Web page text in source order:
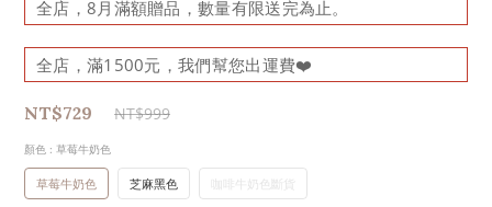
全店，8月滿額贈品，數量有限送完為止。
全店，滿1500元，我們幫您出運費❤️
NT$729 NT$999
顏色 : 草莓牛奶色
草莓牛奶色 芝麻黑色 咖啡牛奶色斷貨